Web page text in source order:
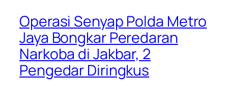
Operasi Senyap Polda Metro
Jaya Bongkar Peredaran
Narkoba di Jakbar, 2
Pengedar Diringkus